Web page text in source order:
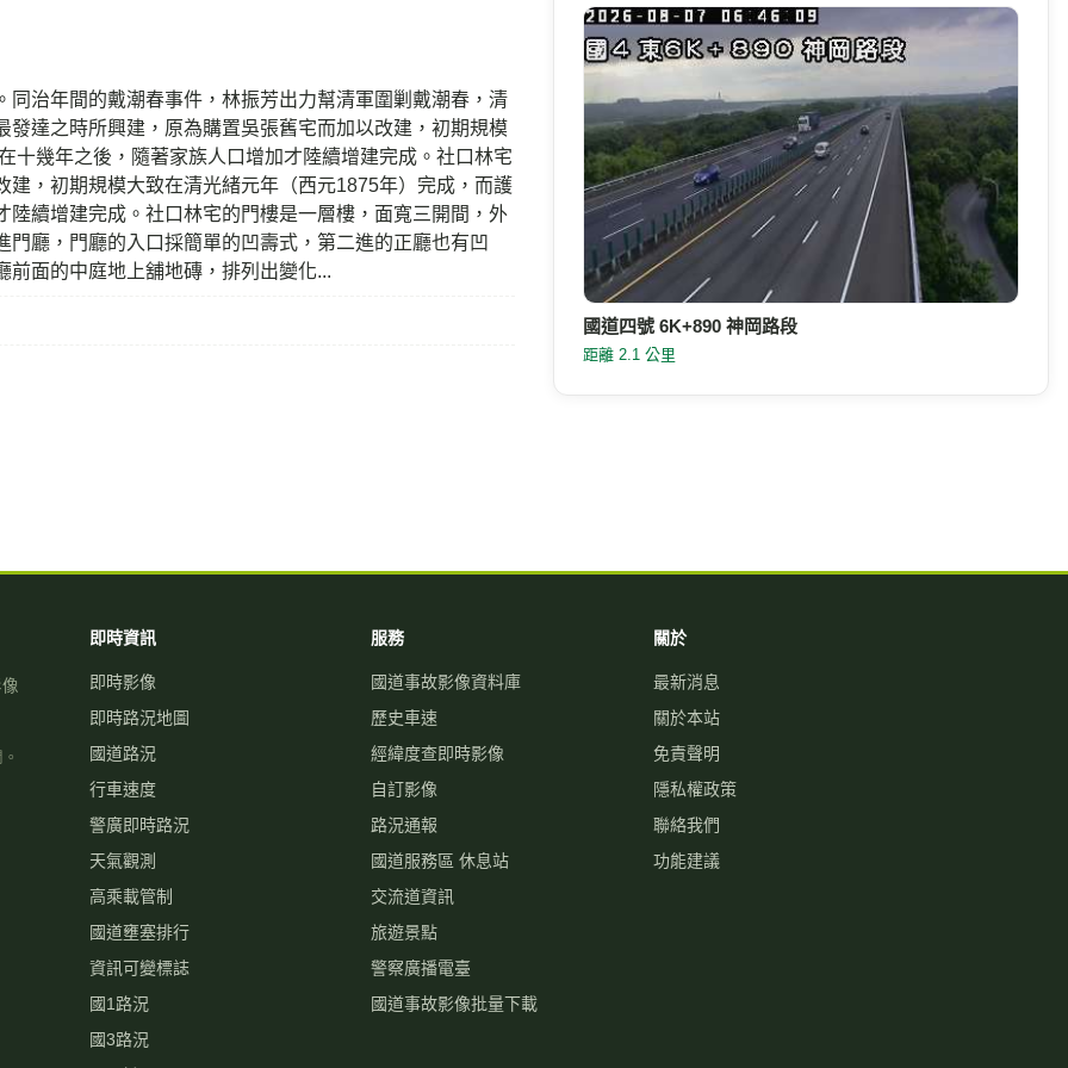
治年間的戴潮春事件，林振芳出力幫清軍圍剿戴潮春，清
達之時所興建，原為購置吳張舊宅而加以改建，初期規模
十幾年之後，隨著家族人口增加才陸續增建完成。社口林宅
，初期規模大致在清光緒元年（西元1875年）完成，而護
續增建完成。社口林宅的門樓是一層樓，面寬三開間，外
廳，門廳的入口採簡單的凹壽式，第二進的正廳也有凹
面的中庭地上舖地磚，排列出變化...
國道四號 6K+890 神岡路段
距離 2.1 公里
即時資訊
即時影像
即時路況地圖
國道路況
行車速度
警廣即時路況
天氣觀測
高乘載管制
國道壅塞排行
資訊可變標誌
國1路況
國3路況
服務
國道事故影像資料庫
歷史車速
經緯度查即時影像
自訂影像
路況通報
國道服務區 休息站
交流道資訊
旅遊景點
警察廣播電臺
國道事故影像批量下載
關於
最新消息
關於本站
免責聲明
隱私權政策
聯絡我們
功能建議